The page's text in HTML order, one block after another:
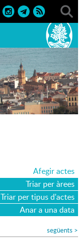
Afegir actes
Triar per àrees
Triar per tipus d'actes
Anar a una data
següents >